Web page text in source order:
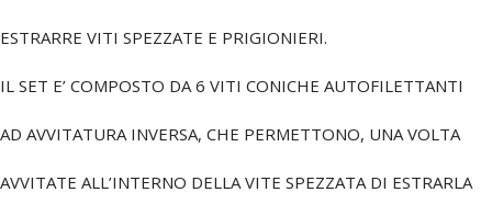
ESTRARRE VITI SPEZZATE E PRIGIONIERI.
IL SET E’ COMPOSTO DA 6 VITI CONICHE AUTOFILETTANTI
AD AVVITATURA INVERSA, CHE PERMETTONO, UNA VOLTA
AVVITATE ALL’INTERNO DELLA VITE SPEZZATA DI ESTRARLA